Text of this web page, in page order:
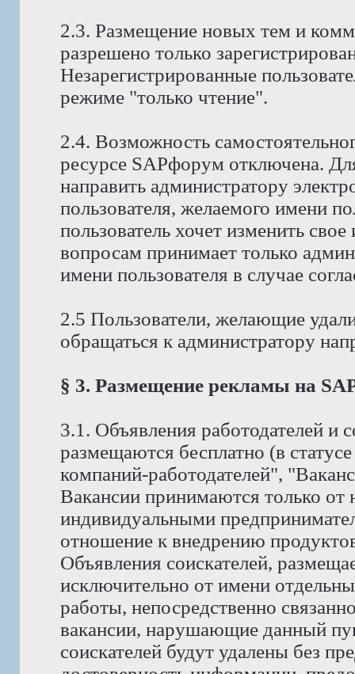
2.3. Размещение новых тем и
разрешено только
Незарегистрированные
режиме "только чтение".
2.4. Возможность
ресурсе SAPфорум отключена.
направить администратору
пользователя, желаемого имени
пользователь хочет изменить
вопросам принимает только
имени пользователя в случае
2.5 Пользователи, желающие
обращаться к администратору
§ 3. Размещение рекламы на
3.1. Объявления работодателей и
размещаются бесплатно (в
компаний-работодателей",
Вакансии принимаются только
индивидуальными
отношение к внедрению
Объявления соискателей,
исключительно от имени
работы, непосредственно
вакансии, нарушающие данный
соискателей будут удалены без